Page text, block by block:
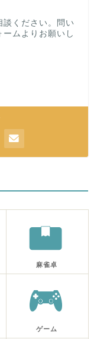
談ください。問い
ムよりお願いし
麻雀卓
ゲーム